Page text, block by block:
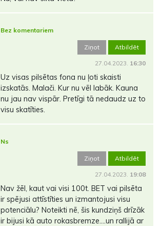
Bez komentariem
Ziņot Atbildēt
27.04.2023. 16:30
Uz visas pilsētas fona nu ļoti skaisti
izskatās. Malači. Kur nu vēl labāk. Kauna
nu jau nav vispār. Pretīgi tā nedaudz uz to
visu skatīties.
Ns
Ziņot Atbildēt
27.04.2023. 19:08
Nav žēl, kaut vai visi 100t. BET vai pilsēta
ir spējusi attīstīties un izmantojusi visu
potenciālu? Noteikti nē, šis kundziņš drīzāk
ir bijusi kā auto rokasbremze....un rallijā ar